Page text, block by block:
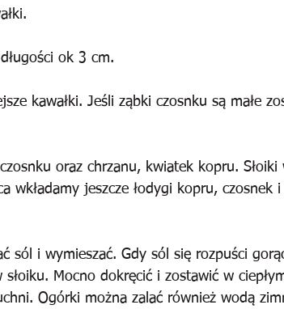
ok 3 cm.
kawałki. Jeśli ząbki czosnku są małe
oraz chrzanu, kwiatek kopru.
wkładamy jeszcze łodygi kopru,
sól i wymieszać. Gdy sól się rozpuści
słoiku. Mocno dokręcić i zostawić w
Ogórki można zalać również wodą